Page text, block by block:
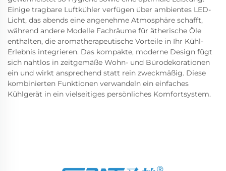
Einige tragbare Luftkühler verfügen über ambientes LED-
Licht, das abends eine angenehme Atmosphäre schafft,
während andere Modelle Fachräume für ätherische Öle
enthalten, die aromatherapeutische Vorteile in Ihr Kühl-
Erlebnis integrieren. Das kompakte, moderne Design fügt
sich nahtlos in zeitgemäße Wohn- und Bürodekorationen
ein und wirkt ansprechend statt rein zweckmäßig. Diese
kombinierten Funktionen verwandeln ein einfaches
Kühlgerät in ein vielseitiges persönliches Komfortsystem.